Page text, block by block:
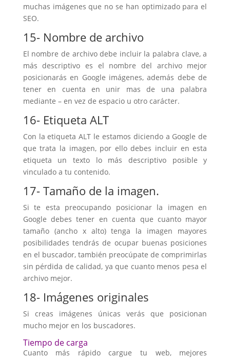
muchas imágenes que no se han optimizado para el
SEO.
15- Nombre de archivo
El nombre de archivo debe incluir la palabra clave, a
más descriptivo es el nombre del archivo mejor
posicionarás en Google imágenes, además debe de
tener en cuenta en unir mas de una palabra
mediante – en vez de espacio u otro carácter.
16- Etiqueta ALT
Con la etiqueta ALT le estamos diciendo a Google de
que trata la imagen, por ello debes incluir en esta
etiqueta un texto lo más descriptivo posible y
vinculado a tu contenido.
17- Tamaño de la imagen.
Si te esta preocupando posicionar la imagen en
Google debes tener en cuenta que cuanto mayor
tamaño (ancho x alto) tenga la imagen mayores
posibilidades tendrás de ocupar buenas posiciones
en el buscador, también preocúpate de comprimirlas
sin pérdida de calidad, ya que cuanto menos pesa el
archivo mejor.
18- Imágenes originales
Si creas imágenes únicas verás que posicionan
mucho mejor en los buscadores.
Tiempo de carga
Cuanto más rápido cargue tu web, mejores